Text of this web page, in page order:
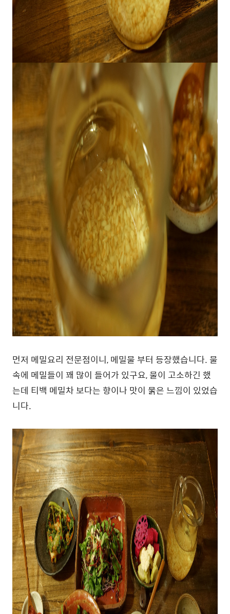
먼저 메밀요리 전문점이니, 메밀물 부터 등장했습니다. 물
속에 메밀들이 꽤 많이 들어가 있구요, 물이 고소하긴 했
는데 티백 메밀차 보다는 향이나 맛이 묽은 느낌이 있었습
니다.